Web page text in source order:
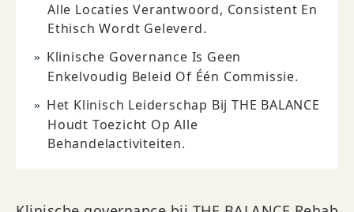
Alle Locaties Verantwoord, Consistent En
Ethisch Wordt Geleverd.
Klinische Governance Is Geen
Enkelvoudig Beleid Of Één Commissie.
Het Klinisch Leiderschap Bij THE BALANCE
Houdt Toezicht Op Alle
Behandelactiviteiten.